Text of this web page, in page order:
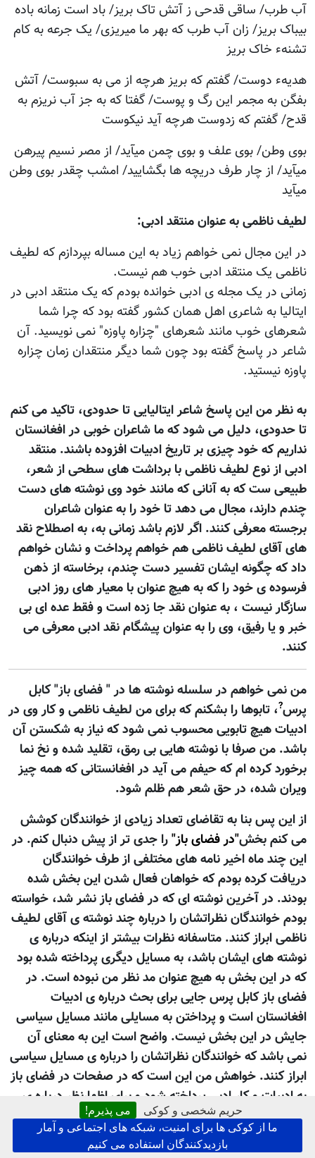
حریم شخصی و کوکی
می پذیرم!
ما از کوکی ها برای امنیت، شبکه های اجتماعی و آمار
بازدیدکنندگان استفاده می کنیم
آب طرب/ ساقی قدحی ز آتش تاک بريز/ باد است زمانه باده
بيباک بريز/ زان آب طرب که بهر ما ميريزی/ يک جرعه به کام
تشنهء خاک بريز
هديهء دوست/ گفتم که بريز هرچه از می به سبوست/ آتش
بفگن به مجمر اين رگ و پوست/ گفتا که به جز آب نريزم به
قدح/ گفتم که زدوست هرچه آيد نيکوست
بوی وطن/ بوی علف و بوی چمن ميآيد/ از مصر نسيم پيرهن
ميآيد/ از چار طرف دريچه ها بگشاييد/ امشب چقدر بوی وطن
ميآيد
لطيف ناظمی به عنوان منتقد ادبی:
در اين مجال نمی خواهم زياد به اين مساله بپردازم که لطيف
ناظمی يک منتقد ادبی خوب هم نیست.
زمانی در يک مجله ی ادبی خوانده بودم که يک منتقد ادبی در
ايتاليا به شاعری اهل همان کشور گفته بود که چرا شما
شعرهای خوب مانند شعرهای "چزاره پاوزه" نمی نویسید. آن
شاعر در پاسخ گفته بود چون شما ديگر منتقدان زمان چزاره
پاوزه نیستید.
به نظر من اين پاسخ شاعر ايتاليایی تا حدودی، تاکید می کنم
تا حدودی، دليل می شود که ما شاعران خوبی در افغانستان
نداريم که خود چيزی بر تاريخ ادبيات افزوده باشند. منتقد
ادبی از نوع لطيف ناظمی با برداشت های سطحی از شعر،
طبيعی ست که به آنانی که مانند خود وی نوشته های دست
چندم دارند، مجال می دهد تا خود را به عنوان شاعران
برجسته معرفی کنند. اگر لازم باشد زمانی به، به اصطلاح نقد
های آقای لطيف ناظمی هم خواهم پرداخت و نشان خواهم
داد که چگونه ايشان تفسير دست چندم، برخاسته از ذهن
فرسوده ی خود را که به هيچ عنوان با معيار های روز ادبی
سازگار نيست ، به عنوان نقد جا زده است و فقط عده ای بی
خبر و يا رفيق، وی را به عنوان پيشگام نقد ادبی معرفی می
کنند.
من نمی خواهم در سلسله نوشته ها در " فضای باز" کابل
پرس?، تابوها را بشکنم که برای من لطيف ناظمی و کار وی در
ادبيات هيچ تابویی محسوب نمی شود که نياز به شکستن آن
باشد. من صرفا با نوشته هایی بی رمق، تقليد شده و نخ نما
برخورد کرده ام که حيفم می آيد در افغانستانی که همه چيز
ويران شده، در حق شعر هم ظلم شود.
از اين پس بنا به تقاضای تعداد زيادی از خوانندگان کوشش
می کنم بخش"در فضای باز"را جدی تر از پيش دنبال کنم. در
اين چند ماه اخير نامه های مختلفی از طرف خوانندگان
دريافت کرده بودم که خواهان فعال شدن اين بخش شده
بودند. در آخرين نوشته ای که در فضای باز نشر شد، خواسته
بودم خوانندگان نظراتشان را درباره چند نوشته ی آقای لطيف
ناظمی ابراز کنند. متاسفانه نظرات بيشتر از اينکه درباره ی
نوشته های ايشان باشد، به مسايل ديگری پرداخته شده بود
که در اين بخش به هيچ عنوان مد نظر من نبوده است. در
فضای باز کابل پرس جایی برای بحث درباره ی ادبيات
افغانستان است و پرداختن به مسايلی مانند مسايل سياسی
جايش در اين بخش نيست. واضح است اين به معنای آن
نمی باشد که خوانندگان نظراتشان را درباره ی مسايل سياسی
ابراز کنند. خواهش من اين است که در صفحات در فضای باز
به ادبيات و کار ادبی پرداخته شود و برای اظهارنظر درباره ی
موضوعاتی غير از ادبيات، خوانندگان به صفحات ديگر کابل
پرس مراجعه کنند.